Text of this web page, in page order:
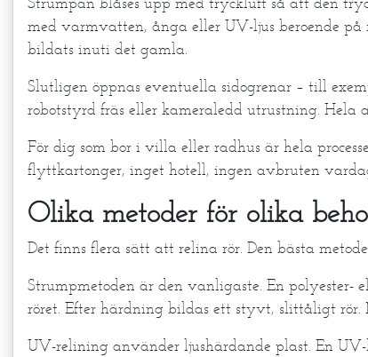
med varmvatten, ånga eller UV-ljus beroende
bildats inuti det gamla.
Slutligen öppnas eventuella sidogrenar – till
robotstyrd fräs eller kameraledd utrustning. Hela
För dig som bor i villa eller radhus är hela
flyttkartonger, inget hotell, ingen avbruten
Olika metoder för olika
Det finns flera sätt att relina rör. Den bästa
Strumpmetoden är den vanligaste. En polyester-
röret. Efter härdning bildas ett styvt, slittåligt rör.
UV-relining använder ljushärdande plast. En